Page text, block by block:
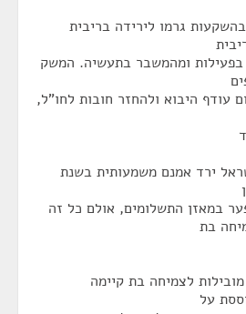
גרמו לירידה בריבית
בפעילות ומהמשבר בתעשיה. המשק
עודף היבוא ולהחזר חובות לחו"ל,
ירד אמנם משמעותית בשנת
במאזן התשלומים, אולם כל זה
בת
לצמיחה בת קיימה
על